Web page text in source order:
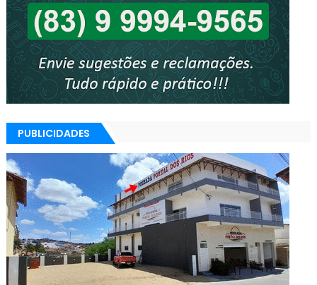
PUBLICIDADES